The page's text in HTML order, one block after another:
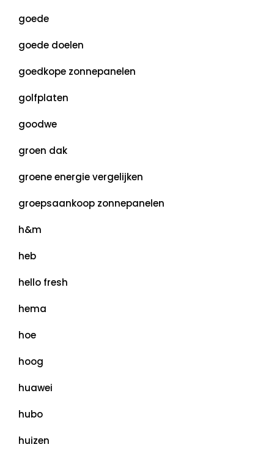
goede
goede doelen
goedkope zonnepanelen
golfplaten
goodwe
groen dak
groene energie vergelijken
groepsaankoop zonnepanelen
h&m
heb
hello fresh
hema
hoe
hoog
huawei
hubo
huizen